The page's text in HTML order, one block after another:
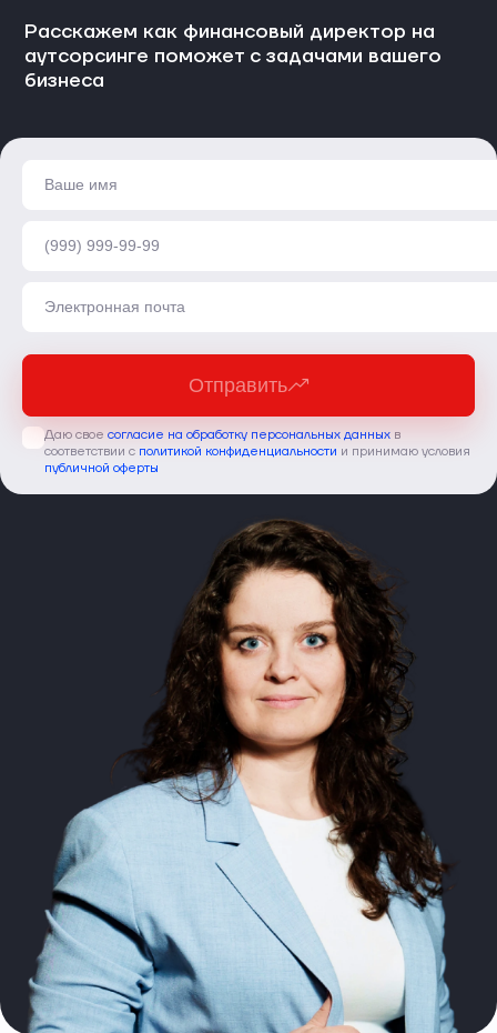
Расскажем как финансовый директор на
аутсорсинге поможет с задачами вашего
бизнеса
Даю свое согласие на обработку персональных данных в
соответствии с политикой конфиденциальности и принимаю условия
публичной оферты
Отправить